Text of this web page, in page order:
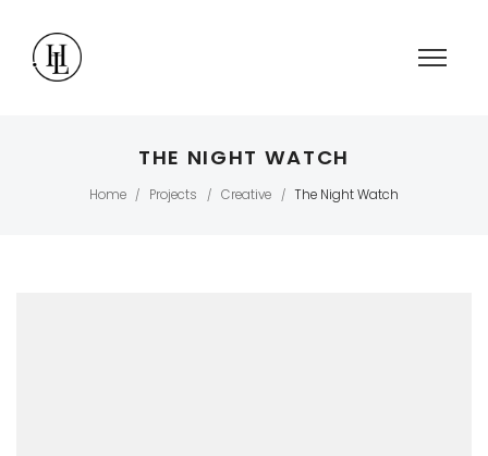
THE NIGHT WATCH
Home / Projects / Creative / The Night Watch